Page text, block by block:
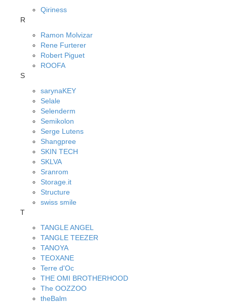
Qiriness
R
Ramon Molvizar
Rene Furterer
Robert Piguet
ROOFA
S
sarynaKEY
Selale
Selenderm
Semikolon
Serge Lutens
Shangpree
SKIN TECH
SKLVA
Sranrom
Storage.it
Structure
swiss smile
T
TANGLE ANGEL
TANGLE TEEZER
TANOYA
TEOXANE
Terre d'Oc
THE OMI BROTHERHOOD
The OOZZOO
theBalm